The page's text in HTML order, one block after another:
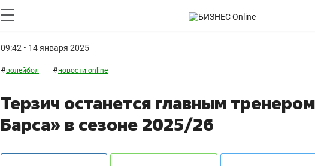
09:42 • 14 января 2025
#волейбол #новости online
Терзич останется главным
Барса» в сезоне 2025/26